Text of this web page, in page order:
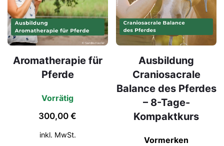
Aromatherapie für
Pferde
Vorrätig
300,00€
inkl. MwSt.
Ausbildung
Craniosacrale
Balance des Pferdes
– 8-Tage-
Kompaktkurs
Vormerken